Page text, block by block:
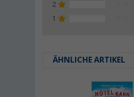
2
1
ÄHNLICHE ARTIKEL